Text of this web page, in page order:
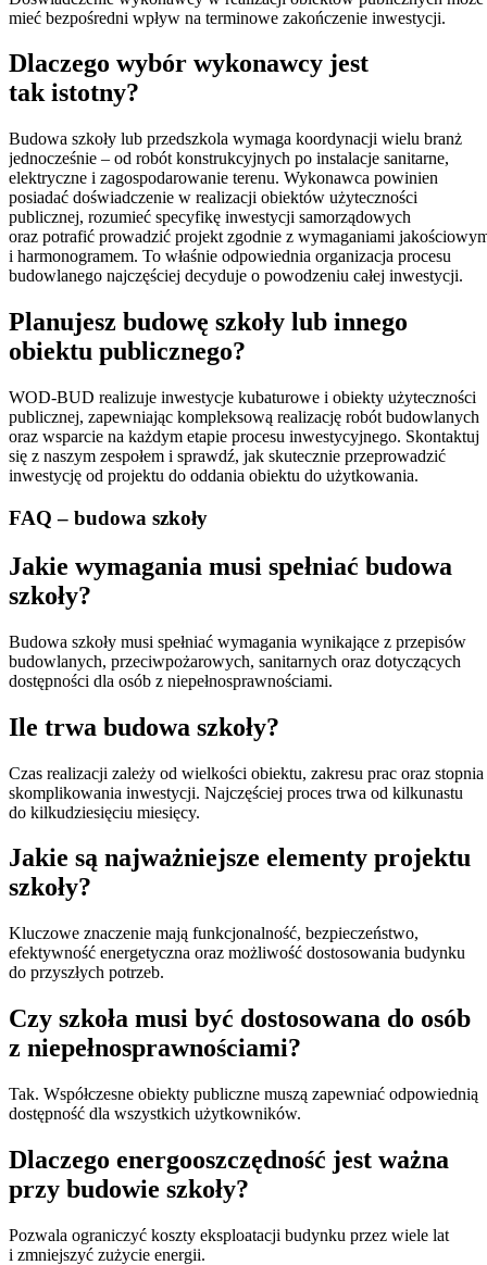
mieć bezpośredni wpływ na terminowe zakończenie inwestycji.
Dlaczego wybór wykonawcy jest
tak istotny?
Budowa szkoły lub przedszkola wymaga koordynacji wielu branż
jednocześnie – od robót konstrukcyjnych po instalacje sanitarne,
elektryczne i zagospodarowanie terenu. Wykonawca powinien
posiadać doświadczenie w realizacji obiektów użyteczności
publicznej, rozumieć specyfikę inwestycji samorządowych
oraz potrafić prowadzić projekt zgodnie z wymaganiami
i harmonogramem. To właśnie odpowiednia organizacja procesu
budowlanego najczęściej decyduje o powodzeniu całej inwestycji.
Planujesz budowę szkoły lub innego
obiektu publicznego?
WOD-BUD realizuje inwestycje kubaturowe i obiekty użyteczności
publicznej, zapewniając kompleksową realizację robót budowlanych
oraz wsparcie na każdym etapie procesu inwestycyjnego. Skontaktuj
się z naszym zespołem i sprawdź, jak skutecznie przeprowadzić
inwestycję od projektu do oddania obiektu do użytkowania.
FAQ – budowa szkoły
Jakie wymagania musi spełniać budowa
szkoły?
Budowa szkoły musi spełniać wymagania wynikające z przepisów
budowlanych, przeciwpożarowych, sanitarnych oraz dotyczących
dostępności dla osób z niepełnosprawnościami.
Ile trwa budowa szkoły?
Czas realizacji zależy od wielkości obiektu, zakresu prac oraz stopnia
skomplikowania inwestycji. Najczęściej proces trwa od kilkunastu
do kilkudziesięciu miesięcy.
Jakie są najważniejsze elementy projektu
szkoły?
Kluczowe znaczenie mają funkcjonalność, bezpieczeństwo,
efektywność energetyczna oraz możliwość dostosowania budynku
do przyszłych potrzeb.
Czy szkoła musi być dostosowana do osób
z niepełnosprawnościami?
Tak. Współczesne obiekty publiczne muszą zapewniać odpowiednią
dostępność dla wszystkich użytkowników.
Dlaczego energooszczędność jest ważna
przy budowie szkoły?
Pozwala ograniczyć koszty eksploatacji budynku przez wiele lat
i zmniejszyć zużycie energii.